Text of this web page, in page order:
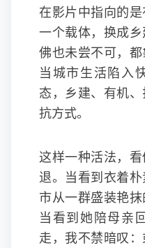
在影片中指向的
一个载体，换成
佛也未尝不可，都
当城市生活陷入
态，乡建、有机
抗方式。
这样一种活法，
退。当看到衣着
市从一群盛装艳抹
当看到她陪母亲
走，我不禁暗叹